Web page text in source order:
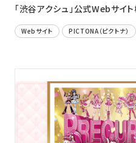
「渋谷アクシュ」公式Webサイ
Webサイト PICTONA（ピクトナ）